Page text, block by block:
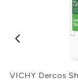
VICHY Dercos